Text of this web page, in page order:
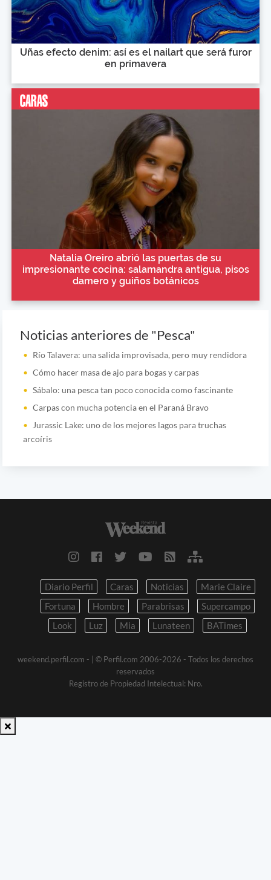
Uñas efecto denim: así es el nailart que será furor
en primavera
Natalia Oreiro abrió las puertas de su
impresionante cocina: salamandra antigua, pisos
damero y guiños botánicos
Noticias anteriores de "Pesca"
Río Talavera: una salida improvisada, pero muy rendidora
Cómo hacer masa de ajo para bogas y carpas
Sábalo: una pesca tan poco conocida como fascinante
Carpas con mucha potencia en el Paraná Bravo
Jurassic Lake: uno de los mejores lagos para truchas
arcoíris
Diario Perfil Caras Noticias
Marie Claire
Fortuna
Hombre Parabrisas
Supercampo
Look
Luz Mia Lunateen BATimes
weekend.perfil.com -
| © Perfil.com 2006-2026 - Todos los derechos
reservados
Registro de Propiedad Intelectual: Nro.